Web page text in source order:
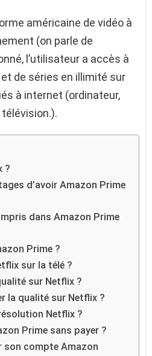
américaine de vidéo à
(on parle de
l’utilisateur a accès à
de séries en illimité sur
à internet (ordinateur,
?
d’avoir Amazon Prime
dans Amazon Prime
Prime ?
sur la télé ?
sur Netflix ?
la qualité sur Netflix ?
Netflix ?
Prime sans payer ?
son compte Amazon